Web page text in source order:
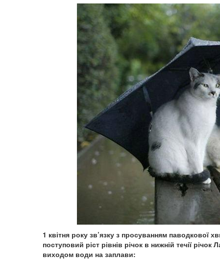
1 квітня року зв’язку з просуванням паводкової
поступовий ріст рівнів річок в нижній течії
виходом води на заплави: